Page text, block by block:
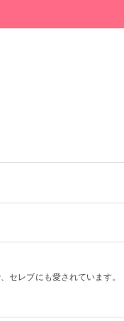
セレブにも愛されています。